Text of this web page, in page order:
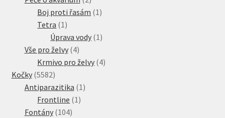
produkty
Boj proti řasám 1 1
Tetra 1 1
produkt
Úprava vody 1 1
Vše pro želvy 44
produkty
Krmivo pro želvy 44
Kočky 55825582
produktů
Antiparazitika 1 1
Frontline 1 1
Fontány 104104